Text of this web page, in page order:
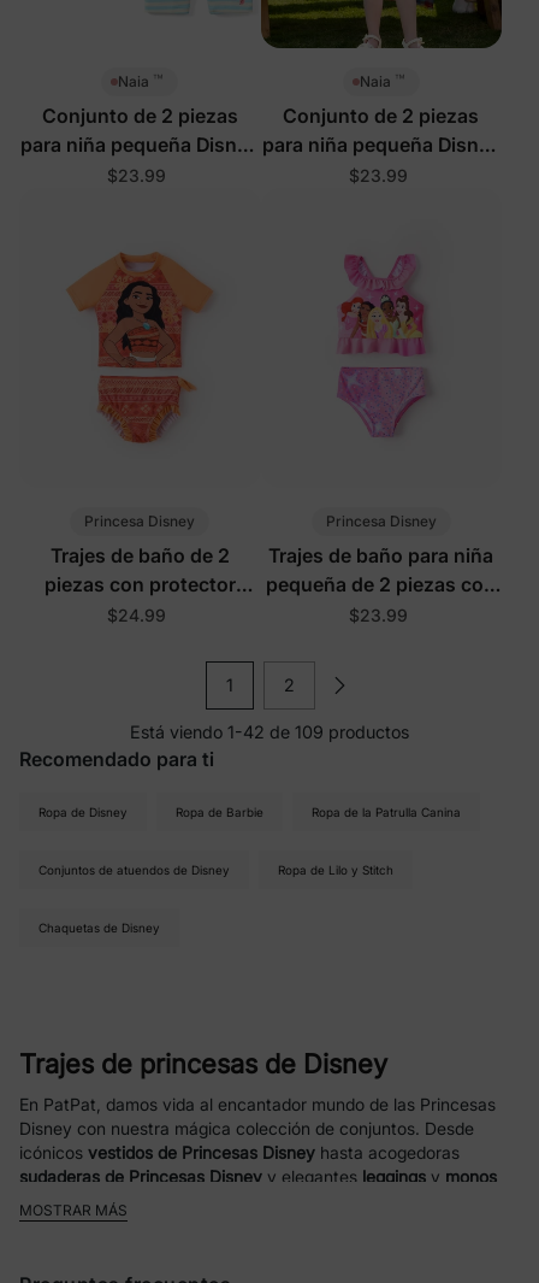
Naia ™
Conjunto de 2 piezas
para niña pequeña Disney
Ariel azul verdoso
$23.99
Naia ™
Conjunto de 2 piezas
para niña pequeña Disney
Rapunzel rosa
$23.99
Princesa Disney
Trajes de baño de 2
piezas con protector
solar para niña pequeña
$24.99
Princesa Disney
Trajes de baño para niña
pequeña de 2 piezas con
protección UPF y
$23.99
1 2
Está viendo 1-42 de 109 productos
Recomendado para ti
Ropa de Disney Ropa de Barbie Ropa de la Patrulla Canina
Conjuntos de atuendos de Disney Ropa de Lilo y Stitch
Chaquetas de Disney
Trajes de princesas de Disney
En PatPat, damos vida al encantador mundo de las Princesas
Disney con nuestra mágica colección de conjuntos. Desde
icónicos vestidos de Princesas Disney hasta acogedoras
sudaderas de Princesas Disney y elegantes leggings y monos
de Princesas Disney, nuestra colección ofrece una variedad de
prendas para que tu pequeña se deje llevar por el encanto de
ocasiones especiales o ropa cómoda para el día a día, tenemos
MOSTRAR MÁS